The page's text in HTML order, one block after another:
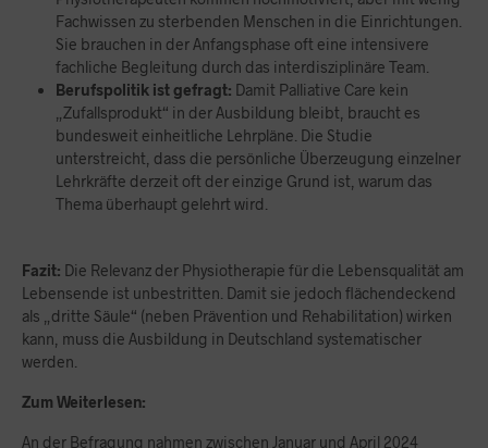
Fachwissen zu sterbenden Menschen in die Einrichtungen.
Sie brauchen in der Anfangsphase oft eine intensivere
fachliche Begleitung durch das interdisziplinäre Team.
Berufspolitik ist gefragt: Damit Palliative Care kein
„Zufallsprodukt“ in der Ausbildung bleibt, braucht es
bundesweit einheitliche Lehrpläne. Die Studie
unterstreicht, dass die persönliche Überzeugung einzelner
Lehrkräfte derzeit oft der einzige Grund ist, warum das
Thema überhaupt gelehrt wird.
Fazit: Die Relevanz der Physiotherapie für die Lebensqualität am
Lebensende ist unbestritten. Damit sie jedoch flächendeckend
als „dritte Säule“ (neben Prävention und Rehabilitation) wirken
kann, muss die Ausbildung in Deutschland systematischer
werden.
Zum Weiterlesen:
An der Befragung nahmen zwischen Januar und April 2024